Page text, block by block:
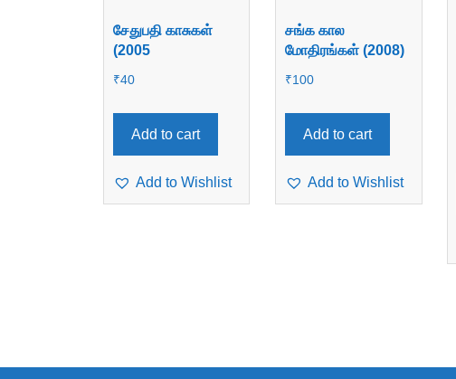
சேதுபதி காசுகள்
(2005
₹40
Add to cart
Add to Wishlist
சங்க கால
மோதிரங்கள் (2008)
₹100
Add to cart
Add to Wishlist